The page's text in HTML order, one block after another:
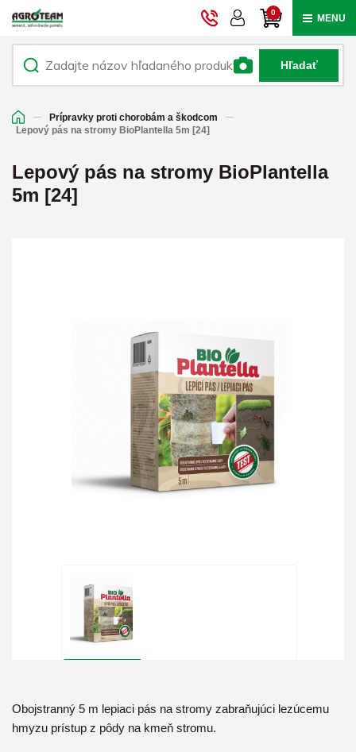
0 MENU
Hľadať
Prípravky proti chorobám a škodcom
Lepový pás na stromy BioPlantella 5m [24]
Lepový pás na stromy BioPlantella
5m [24]
Obojstranný 5 m lepiaci pás na stromy zabraňujúci lezúcemu
hmyzu prístup z pôdy na kmeň stromu.